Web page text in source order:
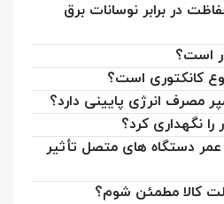
در برابر نوسانات برق
است؟
کانکتوری است؟
نگهداری کرد؟
عمر دستگاه های متصل تأثیر
کالا مطمئن شوم؟